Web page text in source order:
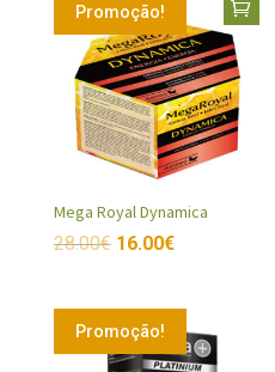
Promoção!
Mega Royal Dynamica
28.00€ 16.00€
Promoção!